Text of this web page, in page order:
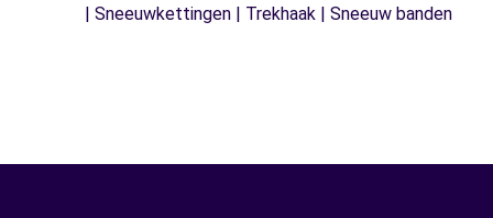
| Sneeuwkettingen | Trekhaak | Sneeuw banden